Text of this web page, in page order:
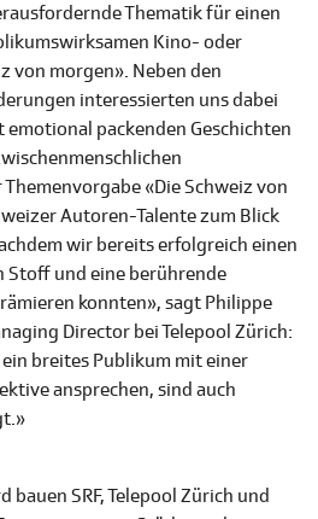
Thematik für einen
Kino- oder
von morgen». Neben den
interessierten uns dabei
packenden Geschichten
«Die Schweiz von
Autoren-Talente zum Blick
wir bereits erfolgreich einen
Stoff und eine berührende
konnten», sagt Philippe
Director bei Telepool Zürich:
breites Publikum mit einer
ansprechen, sind auch
bauen SRF, Telepool Zürich und